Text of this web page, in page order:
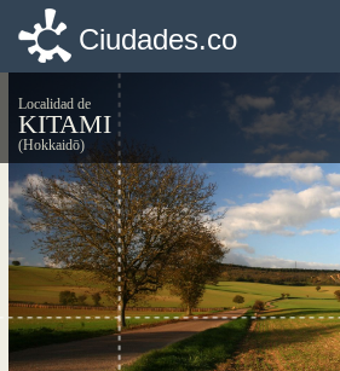
Ciudades.co
Localidad de
KITAMI
(Hokkaidō)
Ciudades.co